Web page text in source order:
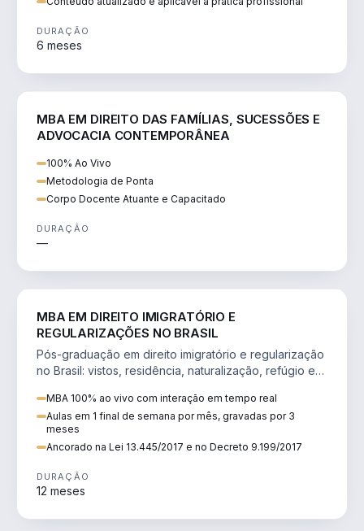
DURAÇÃO
6 meses
MBA EM DIREITO DAS FAMÍLIAS, SUCESSÕES E
ADVOCACIA CONTEMPORÂNEA
100% Ao Vivo
Metodologia de Ponta
Corpo Docente Atuante e Capacitado
DURAÇÃO
—
MBA EM DIREITO IMIGRATÓRIO E
REGULARIZAÇÕES NO BRASIL
Pós-graduação em direito imigratório e regularização
no Brasil: vistos, residência, naturalização, refúgio e
MBA 100% ao vivo com interação em tempo real
Aulas em 1 final de semana por mês, gravadas por 3
meses
Ancorado na Lei 13.445/2017 e no Decreto 9.199/2017
DURAÇÃO
12 meses